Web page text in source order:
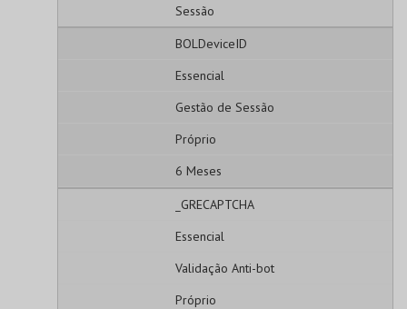
Sessão
BOLDeviceID
Essencial
Gestão de Sessão
Próprio
6 Meses
_GRECAPTCHA
Essencial
Validação Anti-bot
Próprio